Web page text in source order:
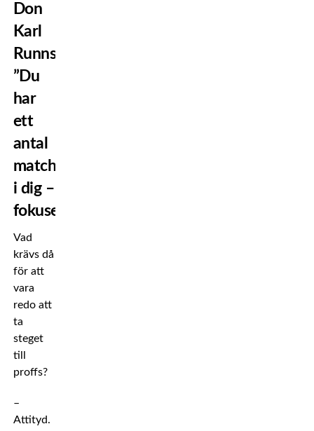
Don
Karl
Runnström:
”Du
har
ett
antal
matcher
i dig –
fokusera!”
Vad
krävs då
för att
vara
redo att
ta
steget
till
proffs?
–
Attityd.